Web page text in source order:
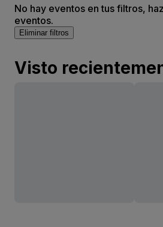
No hay eventos en tus filtros,
eventos.
Eliminar filtros
Visto